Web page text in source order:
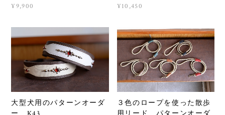
¥9,900 ¥10,450
大型犬用のパターンオーダ
３色のロープを使った散歩